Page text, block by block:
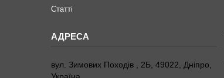
Статтi
вул. Зимових Походiв , 2Б, 49022, Дніпро,